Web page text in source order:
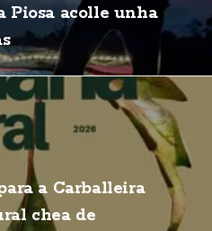
Piosa acolle unha
a Carballeira
chea de